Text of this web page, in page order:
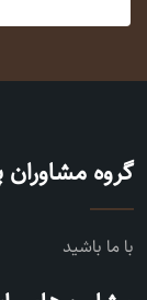
گروه
با ما باشید